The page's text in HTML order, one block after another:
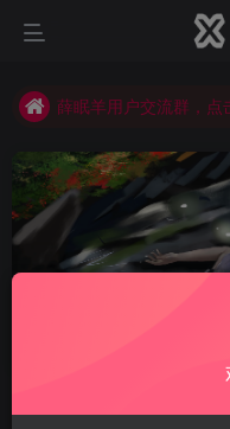
薛眠羊用户交流群，
薛眠羊用户交流群，点
站点正在整改，如有侵
排序 更新 浏览 点赞